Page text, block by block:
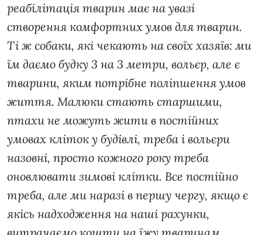
реабілітація тварин має на увазі
створення комфортних умов для тварин.
Ті ж собаки, які чекають на своїх хазяїв: ми
їм даємо будку 3 на 3 метри, вольєр, але є
тварини, яким потрібне поліпшення умов
життя. Малюки стають старшими,
птахи не можуть жити в постійних
умовах кліток у будівлі, треба і вольєри
назовні, просто кожного року треба
оновлювати зимові клітки. Все постійно
треба, але ми наразі в першу чергу, якщо є
якісь надходження на наші рахунки,